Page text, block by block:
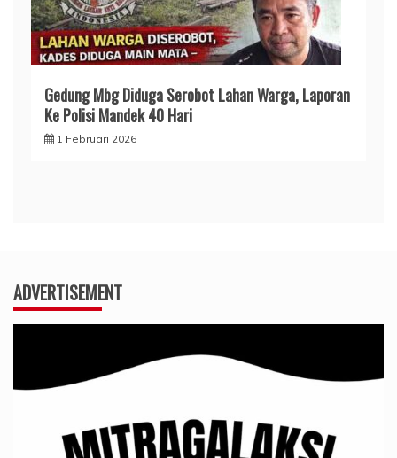
Gedung Mbg Diduga Serobot Lahan Warga, Laporan
Ke Polisi Mandek 40 Hari
1 Februari 2026
ADVERTISEMENT